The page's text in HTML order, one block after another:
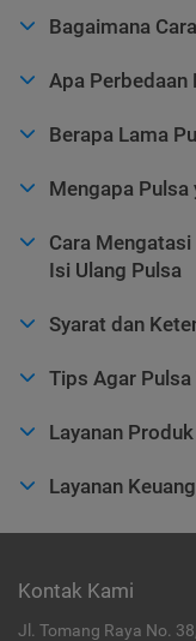
Bagaimana
Apa Perbedaan
Berapa Lama
Mengapa Pulsa
Cara
Isi Ulang Pulsa
Syarat dan
Tips Agar
Layanan
Layanan
Kontak Kami
Jl. Tomang Raya No.